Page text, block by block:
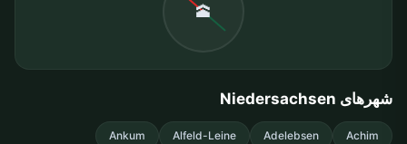
🕋
شهرهای Niedersachsen
Achim
Adelebsen
Alfeld-Leine
Ankum